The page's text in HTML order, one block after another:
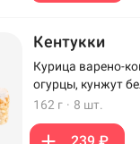
Кентукки
Курица варено-
огурцы, кунжут
162 г · 8 шт.